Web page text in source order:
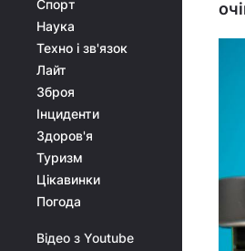
Спорт
Наука
Техно і зв'язок
Лайт
Зброя
Інциденти
Здоров'я
Туризм
Цікавинки
Погода
Відео з Youtube